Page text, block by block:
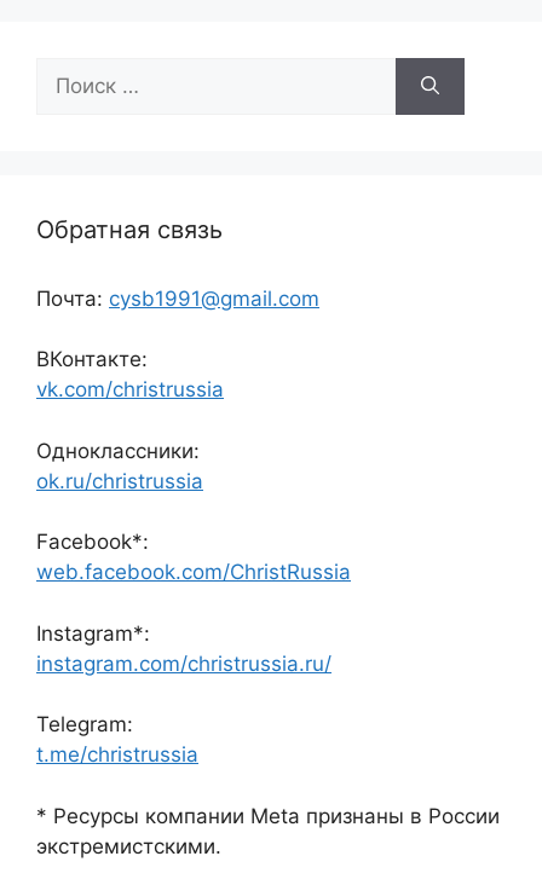
Обратная связь
Почта: cysb1991@gmail.com
ВКонтакте:
vk.com/christrussia
Одноклассники:
ok.ru/christrussia
Facebook*:
web.facebook.com/ChristRussia
Instagram*:
instagram.com/christrussia.ru/
Telegram:
t.me/christrussia
* Ресурсы компании Meta признаны в России
экстремистскими.